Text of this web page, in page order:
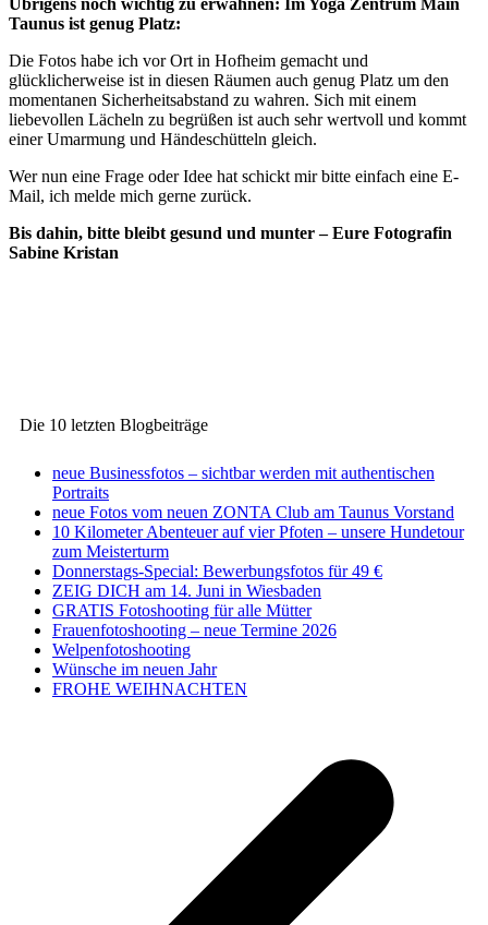
Übrigens noch wichtig zu erwähnen: Im Yoga Zentrum Main
Taunus ist genug Platz:
Die Fotos habe ich vor Ort in Hofheim gemacht und
glücklicherweise ist in diesen Räumen auch genug Platz um den
momentanen Sicherheitsabstand zu wahren. Sich mit einem
liebevollen Lächeln zu begrüßen ist auch sehr wertvoll und kommt
einer Umarmung und Händeschütteln gleich.
Wer nun eine Frage oder Idee hat schickt mir bitte einfach eine E-
Mail, ich melde mich gerne zurück.
Bis dahin, bitte bleibt gesund und munter – Eure Fotografin
Sabine Kristan
Die 10 letzten Blogbeiträge
neue Businessfotos – sichtbar werden mit authentischen
Portraits
neue Fotos vom neuen ZONTA Club am Taunus Vorstand
10 Kilometer Abenteuer auf vier Pfoten – unsere Hundetour
zum Meisterturm
Donnerstags-Special: Bewerbungsfotos für 49 €
ZEIG DICH am 14. Juni in Wiesbaden
GRATIS Fotoshooting für alle Mütter
Frauenfotoshooting – neue Termine 2026
Welpenfotoshooting
Wünsche im neuen Jahr
FROHE WEIHNACHTEN